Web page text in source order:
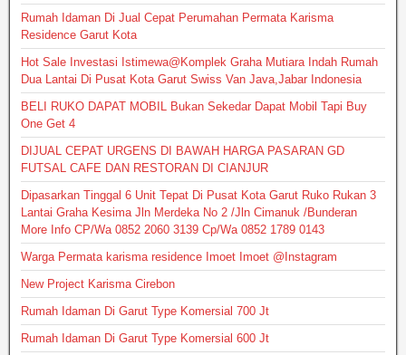
Rumah Idaman Di Jual Cepat Perumahan Permata Karisma
Residence Garut Kota
Hot Sale Investasi Istimewa@Komplek Graha Mutiara Indah Rumah
Dua Lantai Di Pusat Kota Garut Swiss Van Java,Jabar Indonesia
BELI RUKO DAPAT MOBIL Bukan Sekedar Dapat Mobil Tapi Buy
One Get 4
DIJUAL CEPAT URGENS DI BAWAH HARGA PASARAN GD
FUTSAL CAFE DAN RESTORAN DI CIANJUR
Dipasarkan Tinggal 6 Unit Tepat Di Pusat Kota Garut Ruko Rukan 3
Lantai Graha Kesima Jln Merdeka No 2 /Jln Cimanuk /Bunderan
More Info CP/Wa 0852 2060 3139 Cp/Wa 0852 1789 0143
Warga Permata karisma residence Imoet Imoet @Instagram
New Project Karisma Cirebon
Rumah Idaman Di Garut Type Komersial 700 Jt
Rumah Idaman Di Garut Type Komersial 600 Jt